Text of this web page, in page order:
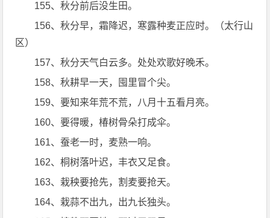
155、秋分前后没生田。
156、秋分早，霜降迟，寒露种麦正应时。（太行山
区）
157、秋分天气白云多。处处欢歌好晚禾。
158、秋耕早一天，囤里冒个尖。
159、要知来年荒不荒，八月十五看月亮。
160、要得暖，椿树骨朵打成伞。
161、蚕老一时，麦熟一响。
162、桐树落叶迟，丰衣又足食。
163、栽秧要抢先，割麦要抢天。
164、栽蒜不出九，出九长独头。